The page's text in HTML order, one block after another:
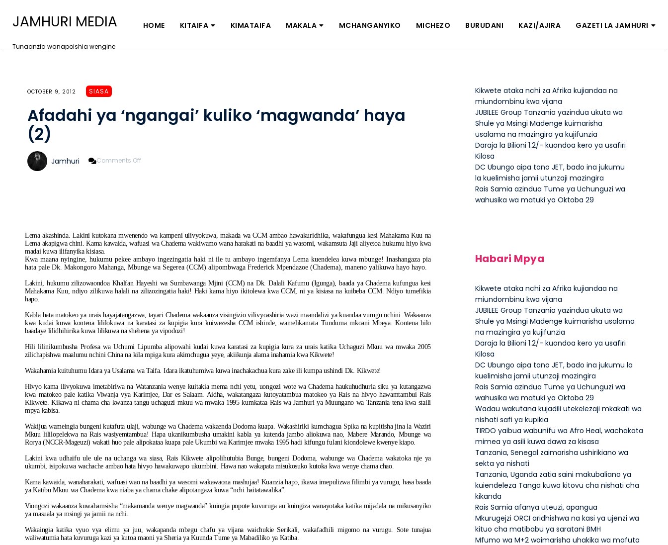
JAMHURI MEDIA
Tunaanzia wanapoishia wengine
HOME KITAIFA KIMATAIFA MAKALA MCHANGANYIKO MICHEZO BURUDANI KAZI/AJIRA GAZETI LA JAMHURI
OCTOBER 9, 2012 SIASA
Afadahi ya ‘ngangai’ kuliko ‘magwanda’ haya
(2)
Jamhuri Comments Off
Lema akashinda. Lakini kutokana mwenendo wa kampeni ulivyokuwa, makada wa CCM ambao hawakuridhika, wakafungua kesi Mahakama Kuu na
Lema akapigwa chini. Kama kawaida, wafuasi wa Chadema wakiwamo wana harakati na baadhi ya wasomi, wakamsuta Jaji aliyetoa hukumu hiyo kwa
madai kuwa ilifanyika kisiasa.
Kwa maana nyingine, hukumu pekee ambayo ingezingatia haki ni ile tu ambayo ingemfanya Lema kuendelea kuwa mbunge! Inashangaza pia
hata pale Dk. Makongoro Mahanga, Mbunge wa Segerea (CCM) alipombwaga Frederick Mpendazoe (Chadema), maneno yalikuwa hayo hayo.
Lakini, hukumu zilizowaondoa Khalfan Hayeshi wa Sumbawanga Mjini (CCM) na Dk. Dalali Kafumu (Igunga), baada ya Chadema kufungua kesi
Mahakama Kuu, ndiyo zilikuwa halali na zilizozingatia haki! Haki kama hiyo ikitolewa kwa CCM, ni ya kisiasa na kuibeba CCM. Ndiyo tumefikia
hapo.
Kabla hata matokeo ya urais hayajatangazwa, tayari Chadema wakaanza visingizio vilivyoashiria wazi maandalizi ya kuandaa vurugu nchini. Wakaanza
kwa kudai kuwa kontena lililokuwa na karatasi za kupigia kura kuiwezesha CCM ishinde, wamelikamata Tunduma mkoani Mbeya. Kontena hilo
baadaye lilidhihirika kuwa lilikuwa na shehena ya vipodozi!
Hili lilinikumbusha Profesa wa Uchumi Lipumba alipowahi kudai kuwa karatasi za kupigia kura za urais katika Uchaguzi Mkuu wa mwaka 2005
zilichapishwa maalumu nchini China na kila mpiga kura akimchugua yeye, akiikunja alama inahamia kwa Kikwete!
Wakahamia kuituhumu Idara ya Usalama wa Taifa. Idara ikatuhumiwa kuwa inachakachua kura zake ili kumpa ushindi Dk. Kikwete!
Hivyo kama ilivyokuwa imetabiriwa na Watanzania wenye kuitakia mema nchi yetu, uongozi wote wa Chadema haukuhudhuria siku ya kutangazwa
kwa matokeo pale katika Viwanja vya Karimjee, Dar es Salaam. Aidha, wakatangaza kutoyatambua matokeo ya Rais na hivyo hawamtambui Rais
Kikwete. Kikawa ni chama cha kwanza tangu uchaguzi mkuu wa mwaka 1995 kumkataa Rais wa Jamhuri ya Muungano wa Tanzania tena kwa staili
mpya kabisa.
Wakijua wameingia bungeni kutafuta ulaji, wabunge wa Chadema wakaenda Dodoma kuapa. Wakashiriki kumchagua Spika na kupitisha jina la Waziri
Mkuu lililopelekwa na Rais wasiyemtambua! Hapa ukanikumbusha umakini kabla ya kutenda jambo aliokuwa nao, Mabere Marando, Mbunge wa
Rorya (NCCR-Mageuzi) wakati huo pale alipokataa kuapa pale Ukumbi wa Karimjee mwaka 1995 hadi kifungu fulani kiondolewe kwenye kiapo.
Lakini kwa udhaifu ule ule na uchanga wa siasa, Rais Kikwete alipolihutubia Bunge, bungeni Dodoma, wabunge wa Chadema wakatoka nje ya
ukumbi, isipokuwa wachache ambao hata hivyo hawakuwapo ukumbini. Hawa nao wakapata misukosuko kutoka kwa wenye chama chao.
Kama kawaida, wanaharakati, wafuasi wao na baadhi ya wasomi wakawaona mashujaa! Kuanzia hapo, ikawa imepulizwa filimbi ya vurugu, hasa baada
ya Katibu Mkuu wa Chadema kwa niaba ya chama chake alipotangaza kuwa “nchi haitatawalika”.
Viongozi wakaanza kuwahamsisha “makamanda wenye magwanda” kuingia popote kuvuruga au kuingiza wanayotaka katika mijadala na mikusanyiko
ya masuala ya msingi ya jamii na nchi.
Wakaingia katika vyuo vya elimu ya juu, wakapanda mbegu chafu ya vijana waichukie Serikali, wakafadhili migomo na vurugu. Sote tunajua
waliwatumia hata kuvuruga kazi ya kutoa maoni ya Sheria ya Kuunda Tume ya Mabadiliko ya Katiba.
Kikwete ataka nchi za Afrika kujiandaa na
miundombinu kwa vijana
JUBILEE Group Tanzania yazindua ukuta wa
Shule ya Msingi Madenge kuimarisha
usalama na mazingira ya kujifunzia
Daraja la Bilioni 1.2/- kuondoa kero ya usafiri
Kilosa
DC Ubungo aipa tano JET, bado ina jukumu
la kuelimisha jamii utunzaji mazingira
Rais Samia azindua Tume ya Uchunguzi wa
wahusika wa matuki ya Oktoba 29
Habari Mpya
Kikwete ataka nchi za Afrika kujiandaa na
miundombinu kwa vijana
JUBILEE Group Tanzania yazindua ukuta wa
Shule ya Msingi Madenge kuimarisha usalama
na mazingira ya kujifunzia
Daraja la Bilioni 1.2/- kuondoa kero ya usafiri
Kilosa
DC Ubungo aipa tano JET, bado ina jukumu la
kuelimisha jamii utunzaji mazingira
Rais Samia azindua Tume ya Uchunguzi wa
wahusika wa matuki ya Oktoba 29
Wadau wakutana kujadili utekelezaji mkakati wa
nishati safi ya kupikia
TIRDO yaibua wabunifu wa Afro Heal, wachakata
mimea ya asili kuwa dawa za kisasa
Tanzania, Senegal zaimarisha ushirikiano wa
sekta ya nishati
Tanzania, Uganda zatia saini makubaliano ya
kuiendeleza Tanga kuwa kitovu cha nishati cha
kikanda
Rais Samia afanya uteuzi, apangua
Mkurugejzi ORCI aridhishwa na kasi ya ujenzi wa
kituo cha matibabu ya saratani BMH
Mfumo wa M+2 waimarisha uhakika wa mafuta